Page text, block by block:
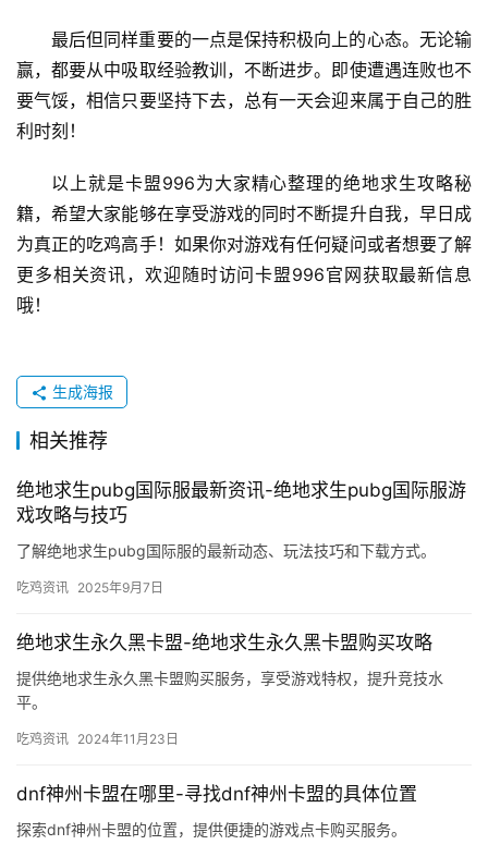
最后但同样重要的一点是保持积极向上的心态。无论输
赢，都要从中吸取经验教训，不断进步。即使遭遇连败也不
要气馁，相信只要坚持下去，总有一天会迎来属于自己的胜
利时刻！
以上就是卡盟996为大家精心整理的绝地求生攻略秘
籍，希望大家能够在享受游戏的同时不断提升自我，早日成
为真正的吃鸡高手！如果你对游戏有任何疑问或者想要了解
更多相关资讯，欢迎随时访问卡盟996官网获取最新信息
哦！
生成海报
相关推荐
绝地求生pubg国际服最新资讯-绝地求生pubg国际服游
戏攻略与技巧
了解绝地求生pubg国际服的最新动态、玩法技巧和下载方式。
吃鸡资讯 2025年9月7日
绝地求生永久黑卡盟-绝地求生永久黑卡盟购买攻略
提供绝地求生永久黑卡盟购买服务，享受游戏特权，提升竞技水
平。
吃鸡资讯 2024年11月23日
dnf神州卡盟在哪里-寻找dnf神州卡盟的具体位置
探索dnf神州卡盟的位置，提供便捷的游戏点卡购买服务。